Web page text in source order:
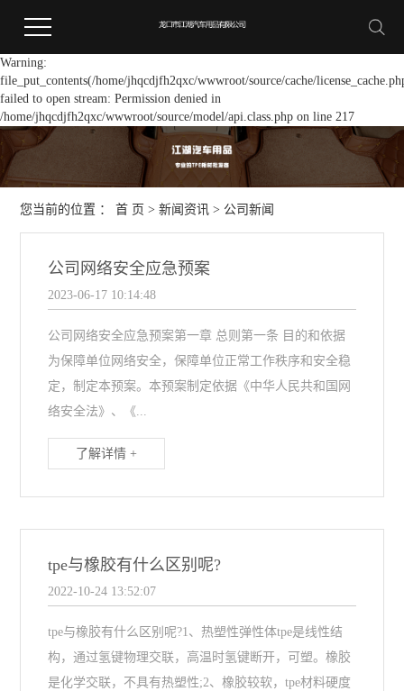
Warning:
file_put_contents(/home/jhqcdjfh2qxc/wwwroot/source/cache/
failed to open stream: Permission denied in
/home/jhqcdjfh2qxc/wwwroot/source/model/api.class.php on line 217
您当前的位置 ：首 页 >新闻资讯 > 公司新闻
公司网络安全应急预案
2023-06-17 10:14:48
公司网络安全应急预案第一章 总则第一条 目的和依据
为保障单位网络安全，保障单位正常工作秩序和安全稳
定，制定本预案。本预案制定依据《中华人民共和国网
络安全法》、《...
了解详情 +
tpe与橡胶有什么区别呢?
2022-10-24 13:52:07
tpe与橡胶有什么区别呢?1、热塑性弹性体tpe是线性结
构，通过氢键物理交联，高温时氢键断开，可塑。橡胶
是化学交联，不具有热塑性;2、橡胶较软，tpe材料硬度